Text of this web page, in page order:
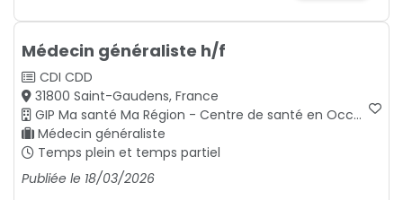
Médecin généraliste h/f
CDI CDD
31800 Saint-Gaudens, France
GIP Ma santé Ma Région - Centre de santé en Occitanie
Médecin généraliste
Temps plein et temps partiel
Publiée le 18/03/2026